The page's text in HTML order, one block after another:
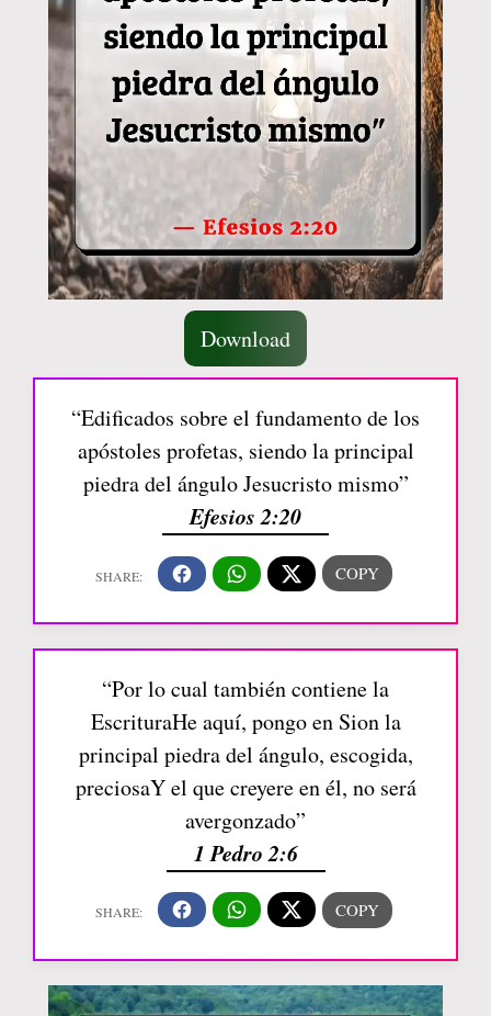
Download
“Edificados sobre el fundamento de los
apóstoles profetas, siendo la principal
piedra del ángulo Jesucristo mismo”
Efesios 2:20
“Por lo cual también contiene la
EscrituraHe aquí, pongo en Sion la
principal piedra del ángulo, escogida,
preciosaY el que creyere en él, no será
avergonzado”
1 Pedro 2:6